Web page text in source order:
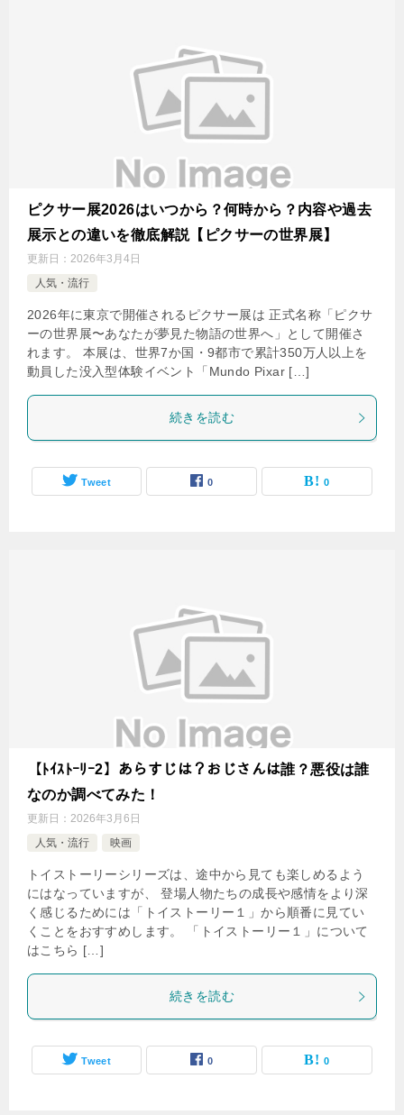
ピクサー展2026はいつから？何時から？内容や過去
展示との違いを徹底解説【ピクサーの世界展】
更新日： 2026年3月4日
人気・流行
2026年に東京で開催されるピクサー展は 正式名称「ピクサ
ーの世界展〜あなたが夢見た物語の世界へ」として開催さ
れます。 本展は、世界7か国・9都市で累計350万人以上を
動員した没入型体験イベント「Mundo Pixar […]
続きを読む
Tweet 0 0
【ﾄｲｽﾄｰﾘｰ2】あらすじは？おじさんは誰？悪役は誰
なのか調べてみた！
更新日： 2026年3月6日
人気・流行
映画
トイストーリーシリーズは、途中から見ても楽しめるよう
にはなっていますが、 登場人物たちの成長や感情をより深
く感じるためには「トイストーリー１」から順番に見てい
くことをおすすめします。 「トイストーリー１」について
はこちら […]
続きを読む
Tweet 0 0